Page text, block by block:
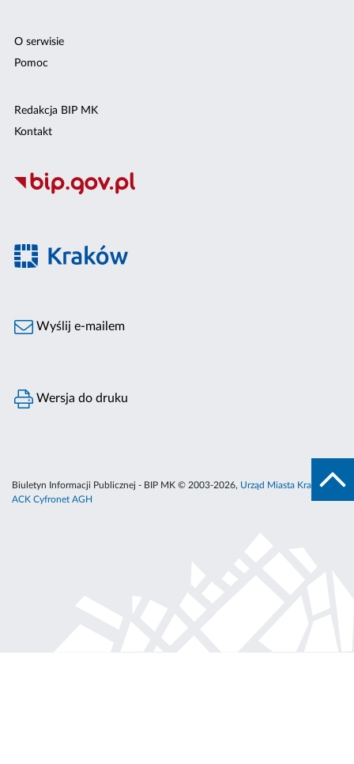
O serwisie
Pomoc
Redakcja BIP MK
Kontakt
Wyślij e-mailem
Wersja do druku
Biuletyn Informacji Publicznej - BIP MK © 2003-2026, Urząd Miasta Krakowa
ACK Cyfronet AGH